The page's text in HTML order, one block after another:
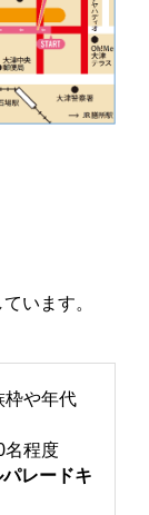
います。
枠や年代
名程度
レードキ